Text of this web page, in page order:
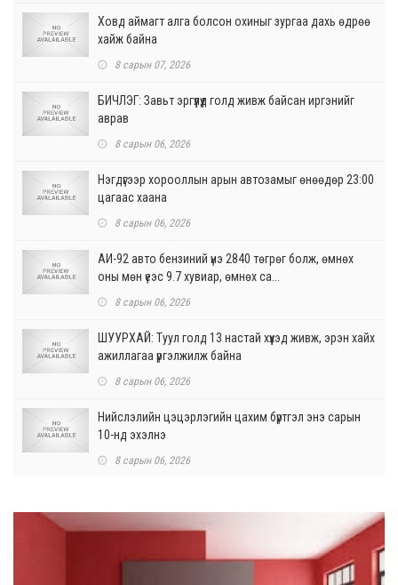
Ховд аймагт алга болсон охиныг зургаа дахь өдрөө
хайж байна
8 сарын 07, 2026
БИЧЛЭГ: Завьт эргүүлүүд голд живж байсан иргэнийг
аврав
8 сарын 06, 2026
Нэгдүгээр хорооллын арын автозамыг өнөөдөр 23:00
цагаас хаана
8 сарын 06, 2026
АИ-92 авто бензиний үнэ 2840 төгрөг болж, өмнөх
оны мөн үеэс 9.7 хувиар, өмнөх са...
8 сарын 06, 2026
ШУУРХАЙ: Туул голд 13 настай хүүхэд живж, эрэн хайх
ажиллагаа үргэлжилж байна
8 сарын 06, 2026
Нийслэлийн цэцэрлэгийн цахим бүртгэл энэ сарын
10-нд эхэлнэ
8 сарын 06, 2026
барилгын ажлын нийт гүйцэтгэл 74.5 хув...
Нэгдүгээр ангид элсэгчдийн бүртгэлийг энэ сарын 17-